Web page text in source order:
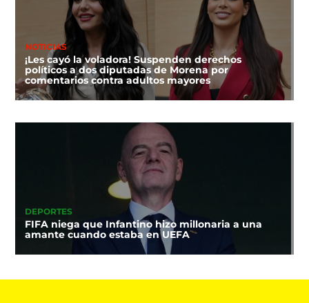
NOTICIAS
¡Les cayó la voladora! Suspenden derechos
políticos a dos diputadas de Morena por
comentarios contra adultos mayores
DEPORTES
FIFA niega que Infantino hizo millonaria a una
amante cuando estaba en UEFA